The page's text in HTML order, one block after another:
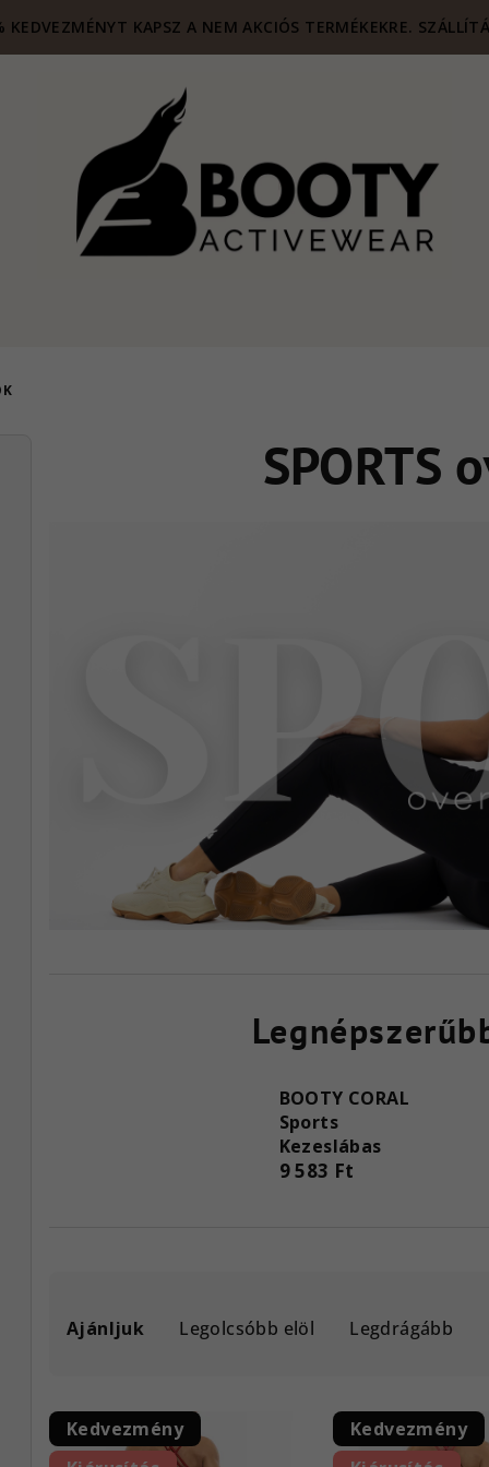
KAPSZ A NEM AKCIÓS TERMÉKEKRE.
SPORTS
BOOTY CORAL
Sports
Kezeslábas
9 583 Ft
e
m
Ajánljuk Legolcsóbb elöl Legdrágább
T
e
Kedvezmény
Kedvezmény